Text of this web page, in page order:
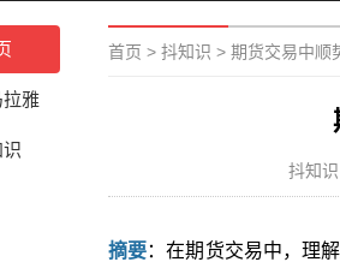
雅
首页 > 抖知识 > 期货交易中顺
抖知识
摘要：在期货交易中，理